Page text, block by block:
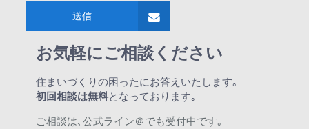
送信
お気軽にご相談ください
住まいづくりの困ったにお答えいたします｡
初回相談は無料となっております｡
ご相談は､公式ライン＠でも受付中です｡